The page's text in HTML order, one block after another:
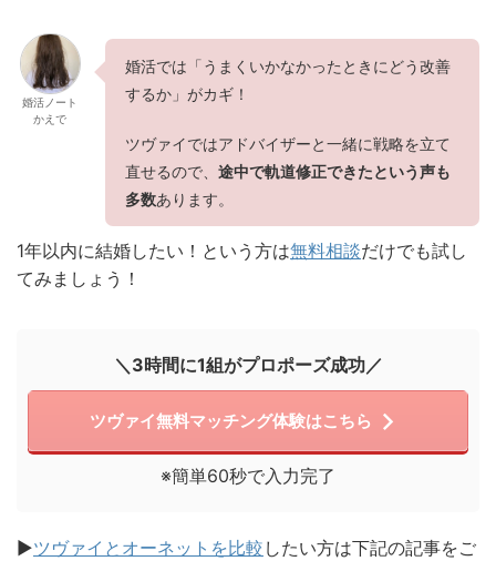
婚活ノート
かえで
婚活では「うまくいかなかったときにどう改善
するか」がカギ！
ツヴァイではアドバイザーと一緒に戦略を立て
直せるので、 途中で軌道修正できたという声も
多数あります。
1年以内に結婚したい！という方は無料相談だけでも試し
てみましょう！
＼3時間に1組がプロポーズ成功／
ツヴァイ無料マッチング体験はこちら
※簡単60秒で入力完了
▶︎ツヴァイとオーネットを比較 したい方は下記の記事をご